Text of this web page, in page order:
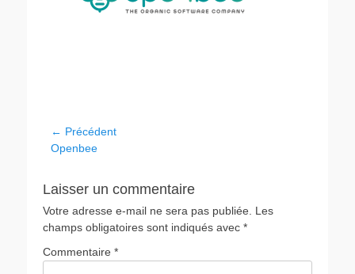
← Précédent
Openbee
Laisser un commentaire
Votre adresse e-mail ne sera pas publiée.
Les
champs obligatoires sont indiqués avec *
Commentaire *